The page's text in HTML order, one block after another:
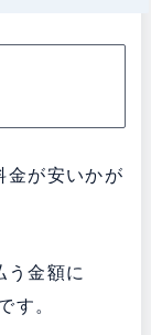
金が安いかが
う金額に
す。